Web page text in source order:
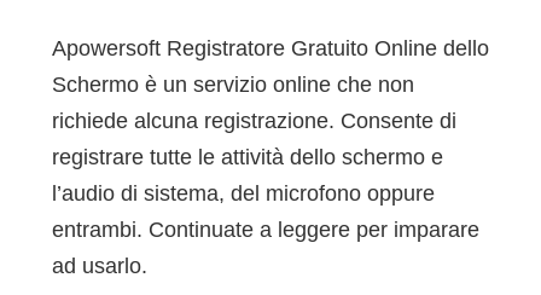
Apowersoft Registratore Gratuito Online dello
Schermo è un servizio online che non
richiede alcuna registrazione. Consente di
registrare tutte le attività dello schermo e
l’audio di sistema, del microfono oppure
entrambi. Continuate a leggere per imparare
ad usarlo.